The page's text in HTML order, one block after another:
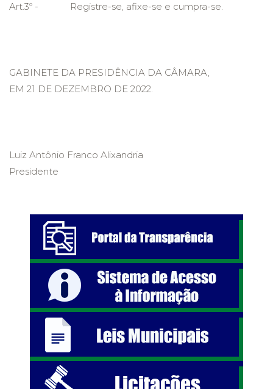
Art.3º - Registre-se, afixe-se e cumpra-se.
GABINETE DA PRESIDÊNCIA DA CÂMARA,
EM 21 DE DEZEMBRO DE 2022.
Luiz Antônio Franco Alixandria
Presidente